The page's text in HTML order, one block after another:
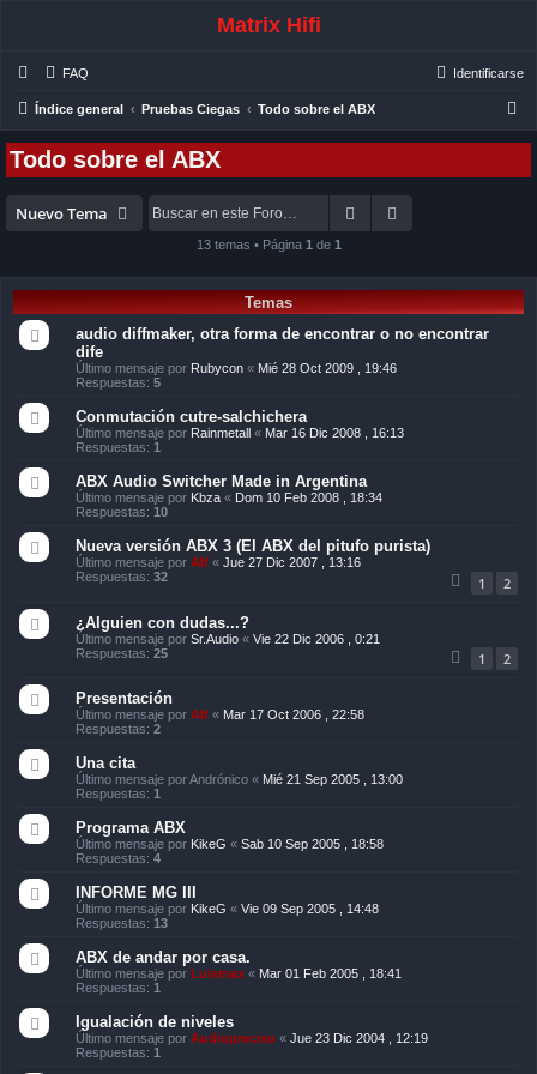
Matrix Hifi
FAQ Identificarse
Índice general Pruebas Ciegas Todo sobre el ABX
Todo sobre el ABX
Nuevo Tema Buscar
13 temas • Página 1 de 1
Temas
audio diffmaker, otra forma de encontrar o no encontrar
dife
Último mensaje por Rubycon « Mié 28 Oct 2009 , 19:46
Respuestas: 5
Conmutación cutre-salchichera
Último mensaje por Rainmetall « Mar 16 Dic 2008 , 16:13
Respuestas: 1
ABX Audio Switcher Made in Argentina
Último mensaje por Kbza « Dom 10 Feb 2008 , 18:34
Respuestas: 10
Nueva versión ABX 3 (El ABX del pitufo purista)
Último mensaje por Alf « Jue 27 Dic 2007 , 13:16
Respuestas: 32 1 2
¿Alguien con dudas...?
Último mensaje por Sr.Audio « Vie 22 Dic 2006 , 0:21
Respuestas: 25 1 2
Presentación
Último mensaje por Alf « Mar 17 Oct 2006 , 22:58
Respuestas: 2
Una cita
Último mensaje porAndrónico « Mié 21 Sep 2005 , 13:00
Respuestas: 1
Programa ABX
Último mensaje por KikeG « Sab 10 Sep 2005 , 18:58
Respuestas: 4
INFORME MG III
Último mensaje por KikeG « Vie 09 Sep 2005 , 14:48
Respuestas: 13
ABX de andar por casa.
Último mensaje por Luismax « Mar 01 Feb 2005 , 18:41
Respuestas: 1
Igualación de niveles
Último mensaje por Audiopreciso « Jue 23 Dic 2004 , 12:19
Respuestas: 1